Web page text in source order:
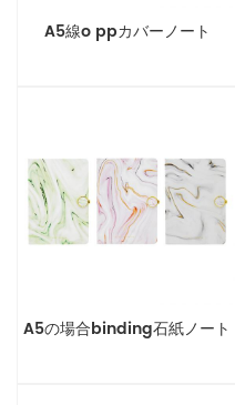
A5線o ppカバーノート
A5の場合binding石紙ノート